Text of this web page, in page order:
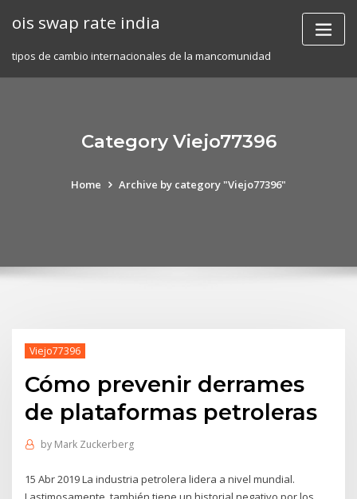
ois swap rate india
tipos de cambio internacionales de la mancomunidad
Category Viejo77396
Home Archive by category "Viejo77396"
Viejo77396
Cómo prevenir derrames
de plataformas petroleras
by Mark Zuckerberg
15 Abr 2019 La industria petrolera lidera a nivel mundial.